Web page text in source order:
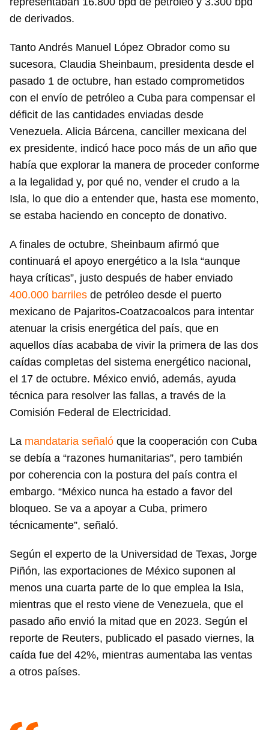
de derivados.
Tanto Andrés Manuel López Obrador como su
sucesora, Claudia Sheinbaum, presidenta desde el
pasado 1 de octubre, han estado comprometidos
con el envío de petróleo a Cuba para compensar el
déficit de las cantidades enviadas desde
Venezuela. Alicia Bárcena, canciller mexicana del
ex presidente, indicó hace poco más de un año que
había que explorar la manera de proceder conforme
a la legalidad y, por qué no, vender el crudo a la
Isla, lo que dio a entender que, hasta ese momento,
se estaba haciendo en concepto de donativo.
A finales de octubre, Sheinbaum afirmó que
continuará el apoyo energético a la Isla “aunque
haya críticas”, justo después de haber enviado
400.000 barriles de petróleo desde el puerto
mexicano de Pajaritos-Coatzacoalcos para intentar
atenuar la crisis energética del país, que en
aquellos días acababa de vivir la primera de las dos
caídas completas del sistema energético nacional,
el 17 de octubre. México envió, además, ayuda
técnica para resolver las fallas, a través de la
Comisión Federal de Electricidad.
La mandataria señaló que la cooperación con Cuba
se debía a “razones humanitarias”, pero también
por coherencia con la postura del país contra el
embargo. “México nunca ha estado a favor del
bloqueo. Se va a apoyar a Cuba, primero
técnicamente”, señaló.
Según el experto de la Universidad de Texas, Jorge
Piñón, las exportaciones de México suponen al
menos una cuarta parte de lo que emplea la Isla,
mientras que el resto viene de Venezuela, que el
pasado año envió la mitad que en 2023. Según el
reporte de Reuters, publicado el pasado viernes, la
caída fue del 42%, mientras aumentaba las ventas
a otros países.